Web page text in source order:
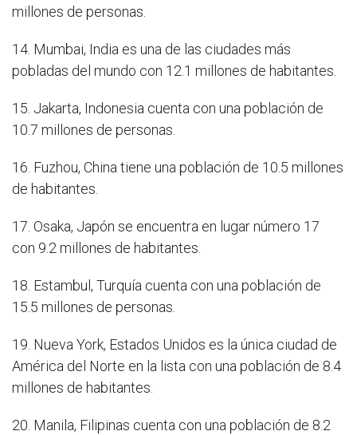
millones de personas.
14. Mumbai, India es una de las ciudades más
pobladas del mundo con 12.1 millones de habitantes.
15. Jakarta, Indonesia cuenta con una población de
10.7 millones de personas.
16. Fuzhou, China tiene una población de 10.5 millones
de habitantes.
17. Osaka, Japón se encuentra en lugar número 17
con 9.2 millones de habitantes.
18. Estambul, Turquía cuenta con una población de
15.5 millones de personas.
19. Nueva York, Estados Unidos es la única ciudad de
América del Norte en la lista con una población de 8.4
millones de habitantes.
20. Manila, Filipinas cuenta con una población de 8.2